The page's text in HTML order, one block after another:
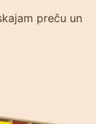
preču un